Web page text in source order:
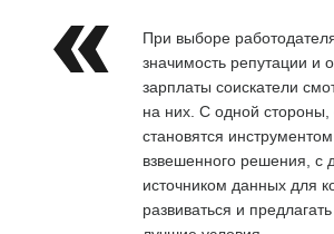
При выборе
значимость репутации и
зарплаты соискатели
на них. С одной стороны,
становятся
взвешенного решения, с
источником данных для
развиваться и